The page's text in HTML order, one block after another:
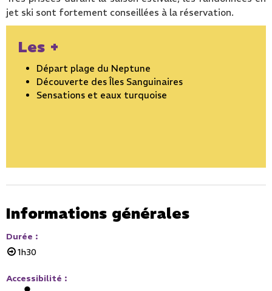
jet ski sont fortement conseillées à la réservation.
Les +
Départ plage du Neptune
Découverte des Îles Sanguinaires
Sensations et eaux turquoise
Informations générales
Durée :
1h30
Accessibilité :